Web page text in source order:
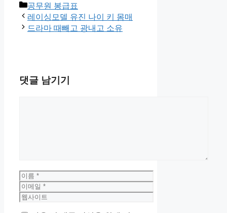
카
테
고
공무원 봉급표
레이싱모델 유진 나이 키 몸매
드라마 때빼고 광내고 소유
댓글 남기기
이
름
이
메
웹